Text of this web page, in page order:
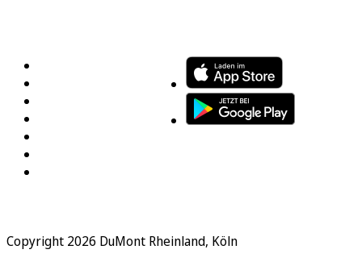
Copyright 2026 DuMont Rheinland, Köln